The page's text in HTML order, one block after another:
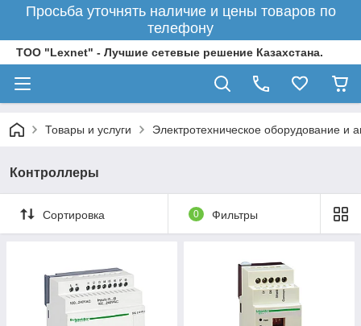
Просьба уточнять наличие и цены товаров по
телефону
ТОО "Lexnet" - Лучшие сетевые решение Казахстана.
Товары и услуги Электротехническое оборудование и
Контроллеры
Сортировка 0 Фильтры